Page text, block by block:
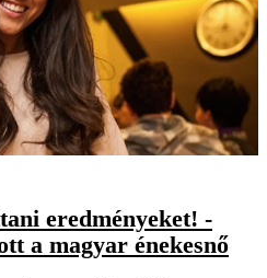
eredményeket! -
a magyar énekesnő